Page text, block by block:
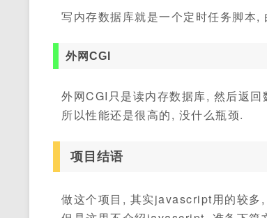
写内存数据库就是一个定时任务脚本
外网CGI
外网CGI只是读内存数据库, 然后返回
所以性能还是很高的, 没什么瓶颈.
项目结语
做这个项目, 其实javascript用的较多